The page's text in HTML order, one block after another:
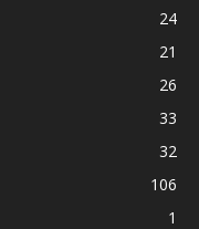
24
21
26
33
32
106
1